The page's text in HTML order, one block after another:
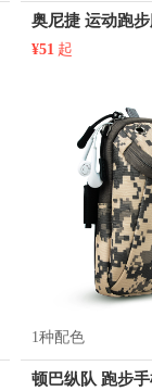
¥51 起
1种配色